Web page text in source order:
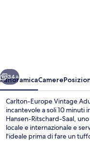
Avanti
34+
PanoramicaCamere
Carlton-Europe Vintage
incantevole a soli 10 minuti
Hansen-Ritschard-Saal,
locale e internazionale e
l'ideale prima di fare un